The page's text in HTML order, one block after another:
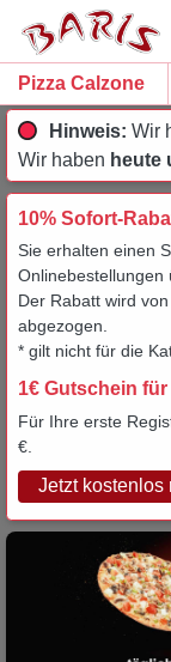
Pizza Calzone
Hinweis: Wir
Wir haben heute
10% Sofort-
Sie erhalten einen
Onlinebestellungen
Der Rabatt wird
abgezogen.
* gilt nicht für die
1€ Gutschein
Für Ihre erste
€.
Jetzt kostenlos